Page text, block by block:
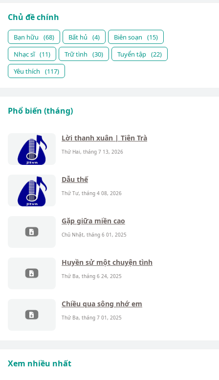
Chủ đề chính
Bạn hữu (68) Bất hủ (4) Biên soạn
(15)
Nhạc sĩ (11) Trữ tình (30) Tuyển tập (22)
Yêu thích
(117)
Phổ biến (tháng)
Lời thanh xuân | Tiên Trà
Thứ Hai, tháng 7 13, 2026
Dẫu thế
Thứ Tư, tháng 4 08, 2026
Gặp giữa miền cao
Chủ Nhật, tháng 6 01, 2025
Huyền sử một chuyện tình
Thứ Ba, tháng 6 24, 2025
Chiều qua sông nhớ em
Thứ Ba, tháng 7 01, 2025
Xem nhiều nhất